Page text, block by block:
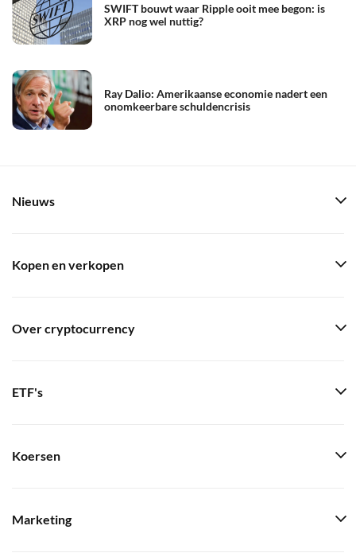
SWIFT bouwt waar Ripple ooit mee begon: is
XRP nog wel nuttig?
Ray Dalio: Amerikaanse economie nadert een
onomkeerbare schuldencrisis
Nieuws
Kopen en verkopen
Over cryptocurrency
ETF's
Koersen
Marketing